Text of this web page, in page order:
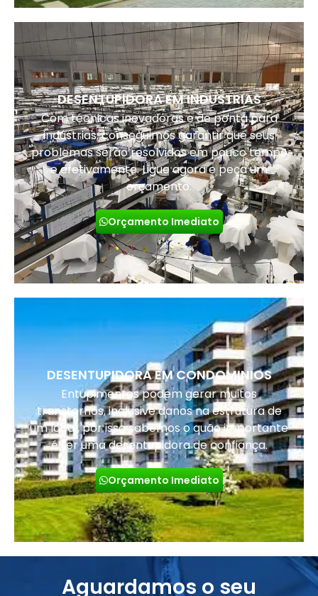
DESENTUPIDORA EM INDUSTRIAS
Com técnicas inovadoras e de ponta para
indústrias, conseguimos garantir que seus
problemas serão resolvidos em pouco tempo
e efetivamente. Ligue agora e peça um
orçamento.
Orçamento Imediato
DESENTUPIDORA EM CONDOMINIOS
Entupimentos podem gerar muitos
transtornos, inclusive danos na estrutura de
um local, por isso sabemos o quão importante
é ter uma desentupidora de confiança.
Orçamento Imediato
Aguardamos o seu